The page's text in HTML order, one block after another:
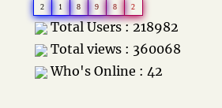
2 1 8 9 8 2
Total Users : 218982
Total views : 360068
Who's Online : 42